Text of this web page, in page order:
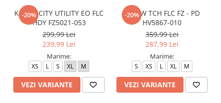
-20%
K NSW CITY UTILITY EO FLC
HDY FZ5021-053
299,99 Lei
239,99 Lei
Marime:
XS L S XL M
VEZI VARIANTE
-20%
B NSW TCH FLC FZ - PD
HV5867-010
359,99 Lei
287,99 Lei
Marime:
S XS L XL M
VEZI VARIANTE